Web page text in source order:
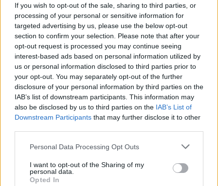
If you wish to opt-out of the sale, sharing to third parties, or
processing of your personal or sensitive information for
targeted advertising by us, please use the below opt-out
section to confirm your selection. Please note that after your
opt-out request is processed you may continue seeing
interest-based ads based on personal information utilized by
us or personal information disclosed to third parties prior to
your opt-out. You may separately opt-out of the further
disclosure of your personal information by third parties on the
IAB’s list of downstream participants. This information may
also be disclosed by us to third parties on the IAB’s List of
Downstream Participants that may further disclose it to other
Personal Data Processing Opt Outs
I want to opt-out of the Sharing of my
personal data.
Opted In
Εκτίμηση: Ικανό να δώσει σεισμό έως και 6,5
Ρίχτερ.
Κίνδυνος: Μέσος προς υψηλός – αφορά και
τα βόρεια προάστια της Αττικής.
3. Ρήγμα της Ανατολικής Αττικής (Κορωπί –
Μαρκόπουλο – Λαύριο)
Δραστηριότητα: Καταγεγραμμένη σεισμική
δράση τις τελευταίες δεκαετίες.
Εκτίμηση: Πιθανή ενέργεια μέχρι 6,2 Ρίχτερ.